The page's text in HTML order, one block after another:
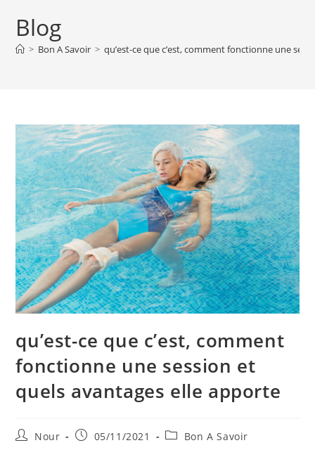
Blog
> Bon A Savoir > qu’est-ce que c’est, comment fonctionne une
qu’est-ce que c’est, comment
fonctionne une session et
quels avantages elle apporte
Auteur/autrice
Nour
Publication
05/11/2021
PostBon A Savoir